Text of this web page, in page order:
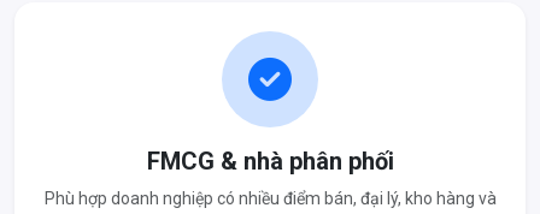
FMCG & nhà phân phối
Phù hợp doanh nghiệp có nhiều điểm bán, đại lý, kho hàng và